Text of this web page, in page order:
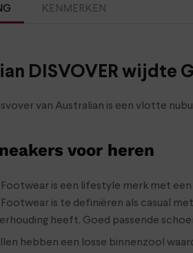
KENMERKEN
DISVOVER wijdte
van Australian is een vlotte
voor heren
is een lifestyle merk met
is te definiëren als casual
heeft. Goed passende
hebben een losse binnenzool